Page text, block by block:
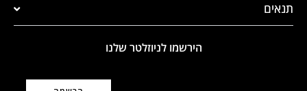
תנאים
הירשמו לניוזלטר שלנו